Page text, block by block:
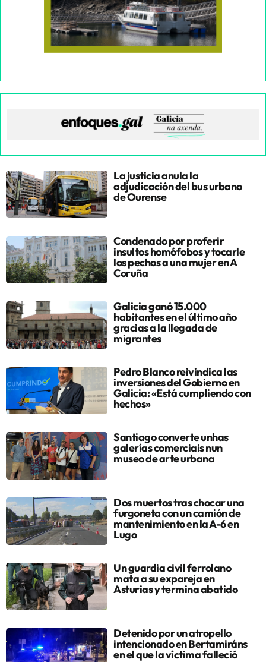
La justicia anula la
adjudicación del bus urbano
de Ourense
Condenado por proferir
insultos homófobos y tocarle
los pechos a una mujer en A
Coruña
Galicia ganó 15.000
habitantes en el último año
gracias a la llegada de
migrantes
Pedro Blanco reivindica las
inversiones del Gobierno en
Galicia: «Está cumpliendo con
hechos»
Santiago converte unhas
galerías comerciais nun
museo de arte urbana
Dos muertos tras chocar una
furgoneta con un camión de
mantenimiento en la A-6 en
Lugo
Un guardia civil ferrolano
mata a su expareja en
Asturias y termina abatido
Detenido por un atropello
intencionado en Bertamiráns
en el que la víctima falleció